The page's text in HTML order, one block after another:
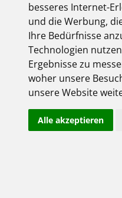
besseres Internet-
und die Werbung,
Ihre Bedürfnisse
Technologien
Ergebnisse zu
woher unsere
unsere Website
Alle akzeptieren
Anmeldung
hier gehts rein ...